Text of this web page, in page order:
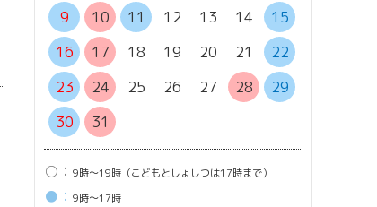
9
10 11 12 13 14
15
16
17 18 19 20 21
22
23
24 25 26 27 28
29
30
31
○： 9時〜19時（こどもとしょしつは17時まで）
●： 9時〜17時